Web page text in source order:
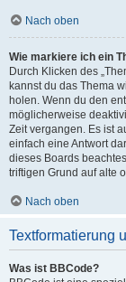
Nach oben
Wie markiere ich ein
Durch Klicken des
kannst du das Thema
holen. Wenn du den
möglicherweise
Zeit vergangen. Es ist
einfach eine Antwort
dieses Boards
triftigen Grund auf alte
Nach oben
Textformatierung
Was ist BBCode?